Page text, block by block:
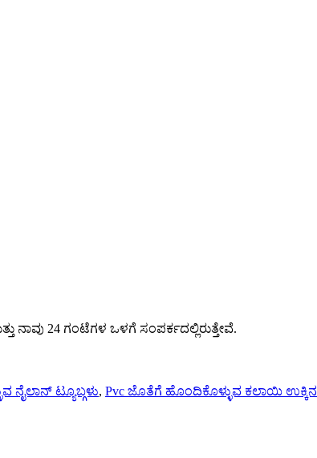
24 ಗಂಟೆಗಳ ಒಳಗೆ ಸಂಪರ್ಕದಲ್ಲಿರುತ್ತೇವೆ.
ನೈಲಾನ್ ಟ್ಯೂಬ್ಗಳು, Pvc ಜೊತೆಗೆ ಹೊಂದಿಕೊಳ್ಳುವ ಕಲಾಯಿ